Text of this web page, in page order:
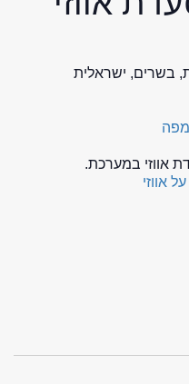
בשרים, ישראלית
אווזי במערכת.
אווזי